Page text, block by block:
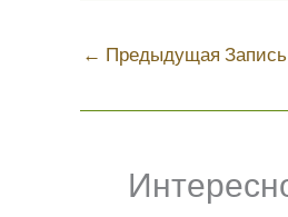
← Предыдущая Запись